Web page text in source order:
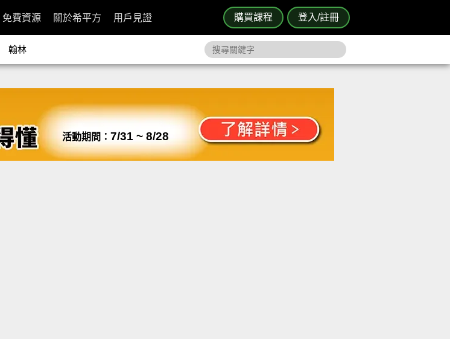
購買課程 登入/註冊
免費資源 關於希平方 用戶見證
翰林
活動期間： 7/31 ~ 8/28